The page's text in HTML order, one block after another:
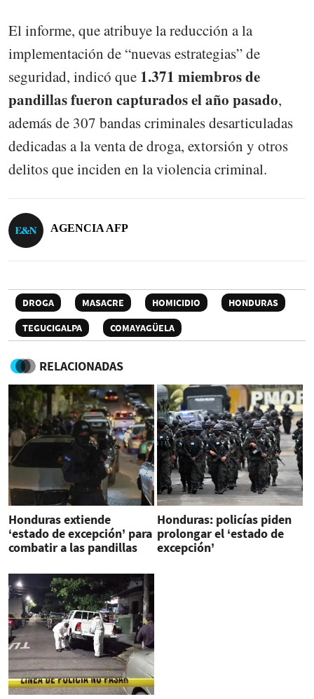
El informe, que atribuye la reducción a la
implementación de “nuevas estrategias” de
seguridad, indicó que 1.371 miembros de
pandillas fueron capturados el año pasado,
además de 307 bandas criminales desarticuladas
dedicadas a la venta de droga, extorsión y otros
delitos que inciden en la violencia criminal.
AGENCIA AFP
DROGA MASACRE HOMICIDIO
HONDURAS
TEGUCIGALPA
COMAYAGÜELA
RELACIONADAS
Honduras extiende
‘estado de excepción’ para
combatir a las pandillas
Honduras: policías piden
prolongar el ‘estado de
excepción’